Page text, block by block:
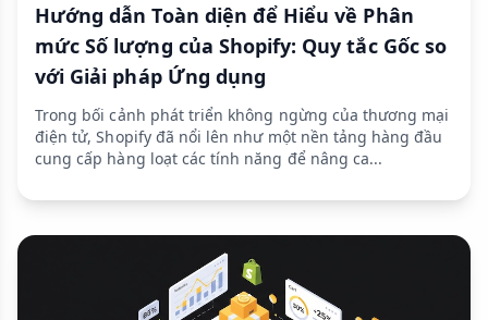
Hướng dẫn Toàn diện để Hiểu về Phân
mức Số lượng của Shopify: Quy tắc Gốc so
với Giải pháp Ứng dụng
Trong bối cảnh phát triển không ngừng của thương mại
điện tử, Shopify đã nổi lên như một nền tảng hàng đầu
cung cấp hàng loạt các tính năng để nâng ca...